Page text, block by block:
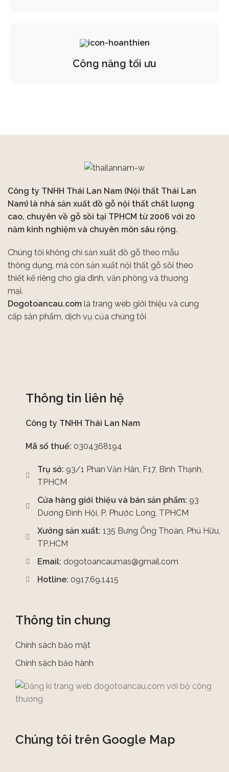
Công năng tối ưu
Công ty TNHH Thái Lan Nam (Nội thất Thái Lan
Nam) là nhà sản xuất đồ gỗ nội thất chất lượng
cao, chuyên về gỗ sồi tại TPHCM từ 2006 với 20
năm kinh nghiệm và chuyên môn sâu rộng.
Chúng tôi không chỉ sản xuất đồ gỗ theo mẫu
thông dụng, mà còn sản xuất nội thất gỗ sồi theo
thiết kế riêng cho gia đình, văn phòng và thương
mại.
Dogotoancau.com là trang web giới thiệu và cung
cấp sản phẩm, dịch vụ của chúng tôi
Thông tin liên hệ
Công ty TNHH Thái Lan Nam
Mã số thuế: 0304368194
Trụ sở: 93/1 Phan Văn Hân, F17, Bình Thạnh,
TPHCM
Cửa hàng giới thiệu và bán sản phẩm: 93
Dương Đình Hội, P. Phước Long, TPHCM
Xưởng sản xuất: 135 Bưng Ông Thoàn, Phú Hữu,
TP.HCM
Email: dogotoancaumas@gmail.com
Hotline: 0917.69.1415
Thông tin chung
Chính sách bảo mật
Chính sách bảo hành
Chúng tôi trên Google Map